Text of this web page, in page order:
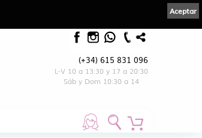
(+34) 615 831 096
L-V 10 a 13:30 y 17 a 20:30
Sáb y Dom 10:30 a 14
Aceptar